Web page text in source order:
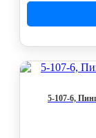
5-107-6,